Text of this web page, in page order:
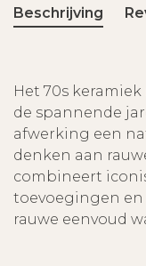
Beschrijving
Het 70s
de spannende
afwerking een
denken aan
combineert
toevoegingen en
rauwe eenvoud